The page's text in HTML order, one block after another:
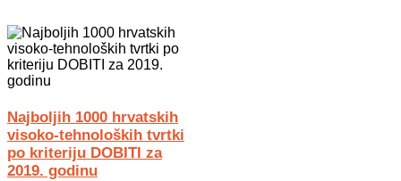
Najboljih 1000 hrvatskih
visoko-tehnoloških tvrtki
po kriteriju DOBITI za
2019. godinu